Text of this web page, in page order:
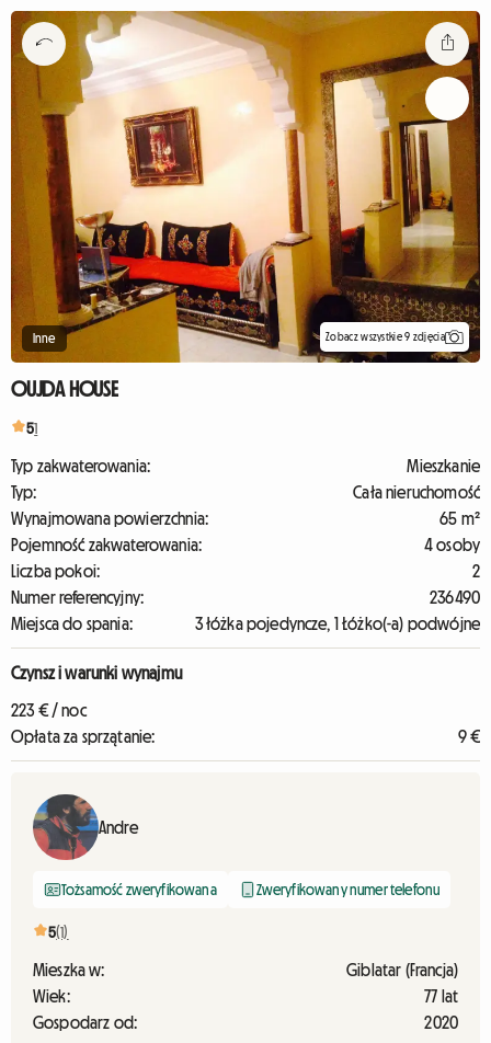
Inne Zobacz wszystkie 9 zdjęcia
OUJDA HOUSE
51
Typ zakwaterowania:
Mieszkanie
Typ:
Cała nieruchomość
Wynajmowana powierzchnia:
65 m²
Pojemność zakwaterowania:
4 osoby
Liczba pokoi:
2
Numer referencyjny:
236490
Miejsca do spania:
3 łóżka pojedyncze, 1 Łóżko(-a) podwójne
Czynsz i warunki wynajmu
223 € / noc
Opłata za sprzątanie:
9 €
Andre
Tożsamość zweryfikowana Zweryfikowany numer telefonu
5(1)
Mieszka w:
Giblatar (Francja)
Wiek:
77 lat
Gospodarz od:
2020